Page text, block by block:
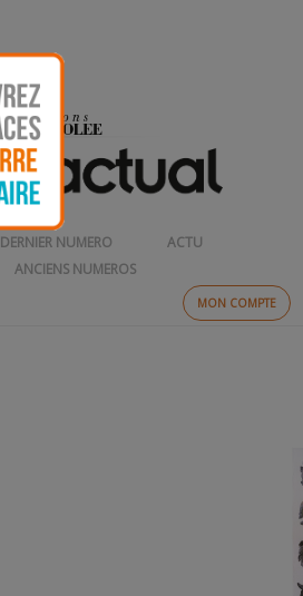
MON COMPTE
DERNIER NUMERO
ACTU
ANCIENS NUMEROS